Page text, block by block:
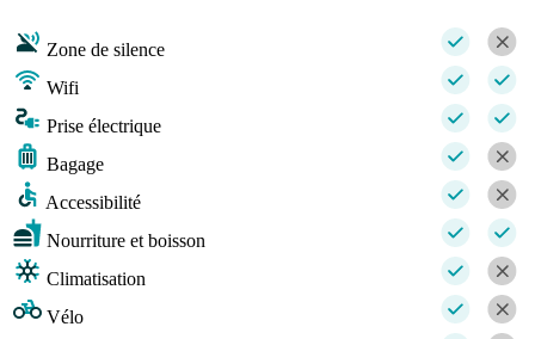
Zone de silence
Wifi
Prise électrique
Bagage
Accessibilité
Nourriture et boisson
Climatisation
Vélo